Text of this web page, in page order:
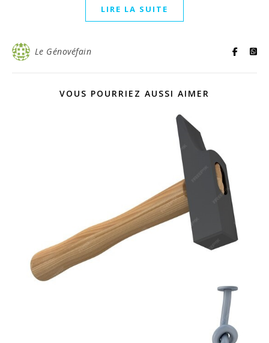
LIRE LA SUITE
Le Génovéfain
VOUS POURRIEZ AUSSI AIMER